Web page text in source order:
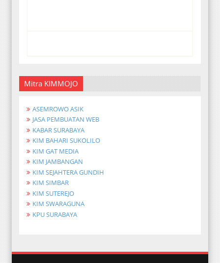
Mitra KIMMOJO
ASEMROWO ASIK
JASA PEMBUATAN WEB
KABAR SURABAYA
KIM BAHARI SUKOLILO
KIM GAT MEDIA
KIM JAMBANGAN
KIM SEJAHTERA GUNDIH
KIM SIMBAR
KIM SUTEREJO
KIM SWARAGUNA
KPU SURABAYA